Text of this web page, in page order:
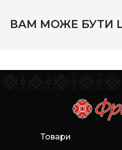
ВАМ МОЖЕ БУТИ
Товари